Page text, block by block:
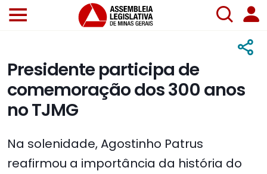
Presidente participa de
comemoração dos 300 anos
no TJMG
Na solenidade, Agostinho Patrus
reafirmou a importância da história do